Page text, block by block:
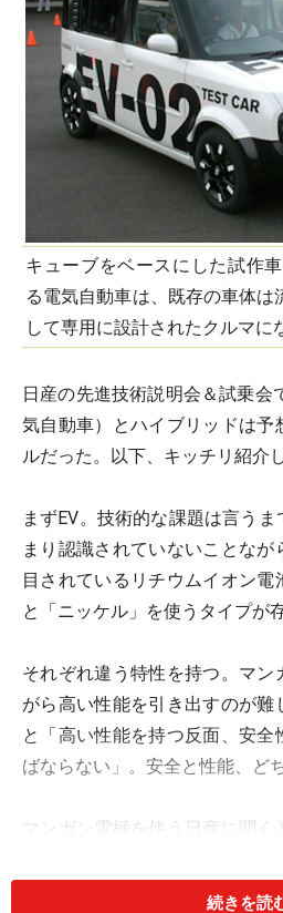
キューブをベースにした試作
る電気自動車は、既存の車体は
して専用に設計されたクルマに
日産の先進技術説明会＆試乗会
気自動車）とハイブリッドは予
ルだった。以下、キッチリ紹介
まずEV。技術的な課題は言う
まり認識されていないことな
目されているリチウムイオン電
と「ニッケル」を使うタイプが
それぞれ違う特性を持つ。マン
がら高い性能を引き出すのが
と「高い性能を持つ反面、安
ばならない」。安全と性能、ど
マンガン電極を使う日産に聞
電極を選びました」。どうやら
続きを読